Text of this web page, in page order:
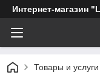
Интернет-магазин
Товары и услуги